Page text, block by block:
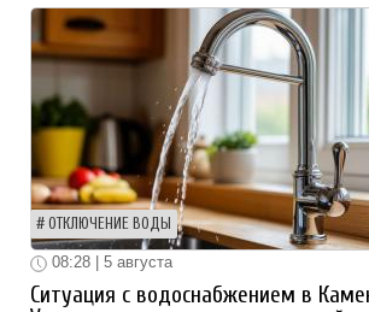
ОТКЛЮЧЕНИЕ ВОДЫ
08:28 | 5 августа
Ситуация с водоснабжением в